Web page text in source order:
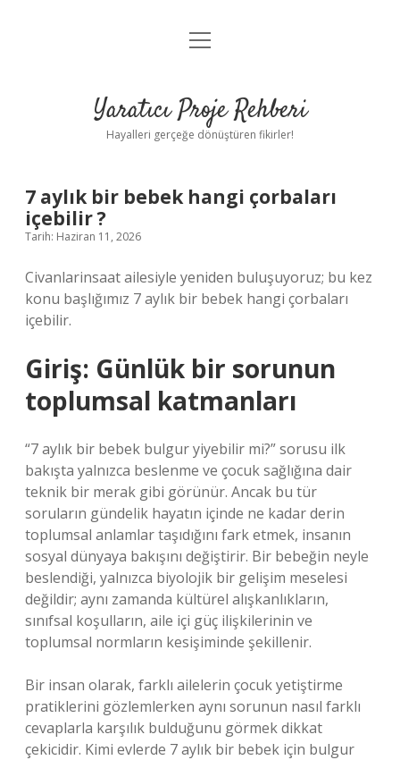
Anasayfa
Yasal Uyarı
menüyü
Yaratıcı Proje Rehberi
Hayalleri gerçeğe dönüştüren fikirler!
7 aylık bir bebek hangi çorbaları
içebilir ?
Tarih: Haziran 11, 2026
Civanlarinsaat ailesiyle yeniden buluşuyoruz; bu kez
konu başlığımız 7 aylık bir bebek hangi çorbaları
içebilir.
Giriş: Günlük bir sorunun
toplumsal katmanları
“7 aylık bir bebek bulgur yiyebilir mi?” sorusu ilk
bakışta yalnızca beslenme ve çocuk sağlığına dair
teknik bir merak gibi görünür. Ancak bu tür
soruların gündelik hayatın içinde ne kadar derin
toplumsal anlamlar taşıdığını fark etmek, insanın
sosyal dünyaya bakışını değiştirir. Bir bebeğin neyle
beslendiği, yalnızca biyolojik bir gelişim meselesi
değildir; aynı zamanda kültürel alışkanlıkların,
sınıfsal koşulların, aile içi güç ilişkilerinin ve
toplumsal normların kesişiminde şekillenir.
Bir insan olarak, farklı ailelerin çocuk yetiştirme
pratiklerini gözlemlerken aynı sorunun nasıl farklı
cevaplarla karşılık bulduğunu görmek dikkat
çekicidir. Kimi evlerde 7 aylık bir bebek için bulgur